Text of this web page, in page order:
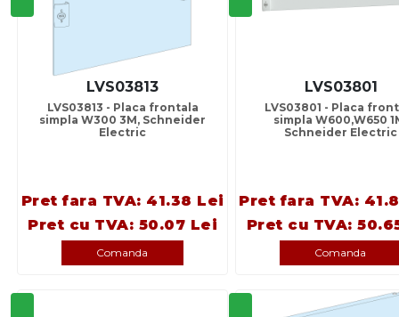
LVS03813
LVS03813 - Placa frontala
simpla W300 3M, Schneider
Electric
Pret fara TVA: 41.38 Lei
Pret cu TVA: 50.07 Lei
Comanda
LVS03801
LVS03801 - Placa
simpla W600,W650
Schneider Electric
Pret fara TVA:
Pret cu TVA:
Comanda